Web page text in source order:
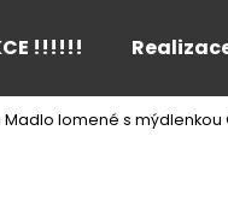
!!!!!!
lomené s mýdlenkou
Co